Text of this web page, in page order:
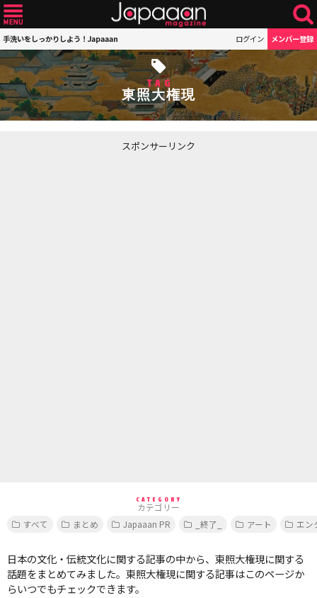
手洗いをしっかりしよう！Japaaan ログイン メンバー登録
TAG
東照大権現
スポンサーリンク
CATEGORY
カテゴリー
すべて
まとめ Japaaan PR _終了_ アート エン
日本の文化・伝統文化に関する記事の中から、東照大権現に関する
話題をまとめてみました。東照大権現に関する記事はこのページか
らいつでもチェックできます。